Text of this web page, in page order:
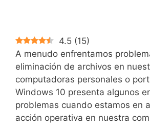
4.5 (15)
A menudo enfrentamos
eliminación de archivos en
computadoras personales o
Windows 10 presenta algunos
problemas cuando estamos en
acción operativa en nuestra